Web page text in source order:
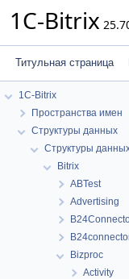
1C-Bitrix
Титульная страница
1C-Bitrix
Пространства имен
Структуры данных
Структуры
Bitrix
ABTest
Advertising
Bizproc
Activity